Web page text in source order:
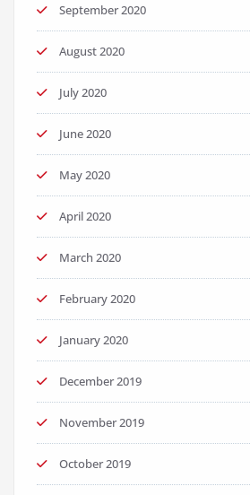
September 2020
August 2020
July 2020
June 2020
May 2020
April 2020
March 2020
February 2020
January 2020
December 2019
November 2019
October 2019